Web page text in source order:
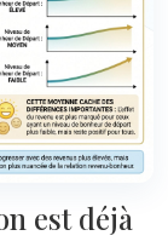
est déjà